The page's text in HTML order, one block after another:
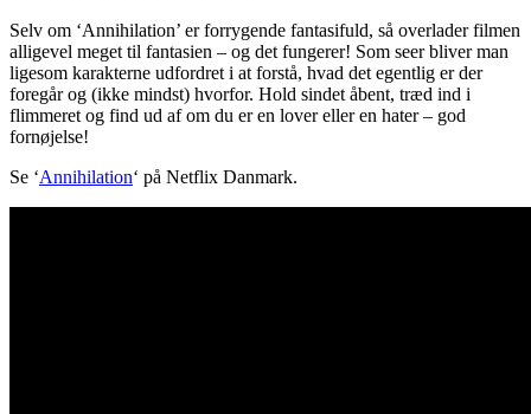
Selv om ‘Annihilation’ er forrygende fantasifuld, så overlader filmen
alligevel meget til fantasien – og det fungerer! Som seer bliver man
ligesom karakterne udfordret i at forstå, hvad det egentlig er der
foregår og (ikke mindst) hvorfor. Hold sindet åbent, træd ind i
flimmeret og find ud af om du er en lover eller en hater – god
fornøjelse!
Se ‘Annihilation‘ på Netflix Danmark.